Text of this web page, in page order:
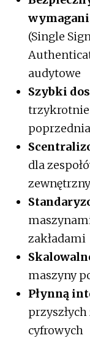
(Single
audytowe
Szybki
trzykrotnie
dla
zakładami
maszyny
Płynną
cyfrowych